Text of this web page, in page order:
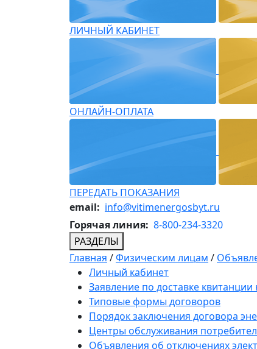
ЛИЧНЫЙ КАБИНЕТ
ОНЛАЙН-ОПЛАТА
ПЕРЕДАТЬ ПОКАЗАНИЯ
email: info@vitimenergosbyt.ru
Горячая линия: 8-800-234-3320
РАЗДЕЛЫ
Главная /Физическим лицам /
Личный кабинет
Заявление по доставке
Типовые формы договоров
Порядок заключения договора
Центры обслуживания
Объявления об отключениях